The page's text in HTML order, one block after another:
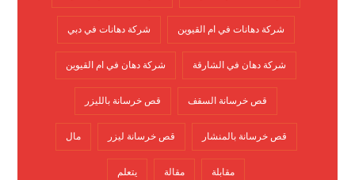
شركة دهانات في ام القيوين شركة دهانات في دبي
شركة دهان في الشارقة شركة دهان في ام القيوين
قص خرسانة السقف قص خرسانة بالليزر
قص خرسانة بالمنشار قص خرسانة ليزر مال
مقابلة مقالة يتعلم